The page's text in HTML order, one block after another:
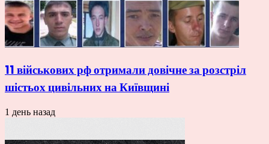
11 військових рф отримали довічне за розстріл
шістьох цивільних на Київщині
1 день назад